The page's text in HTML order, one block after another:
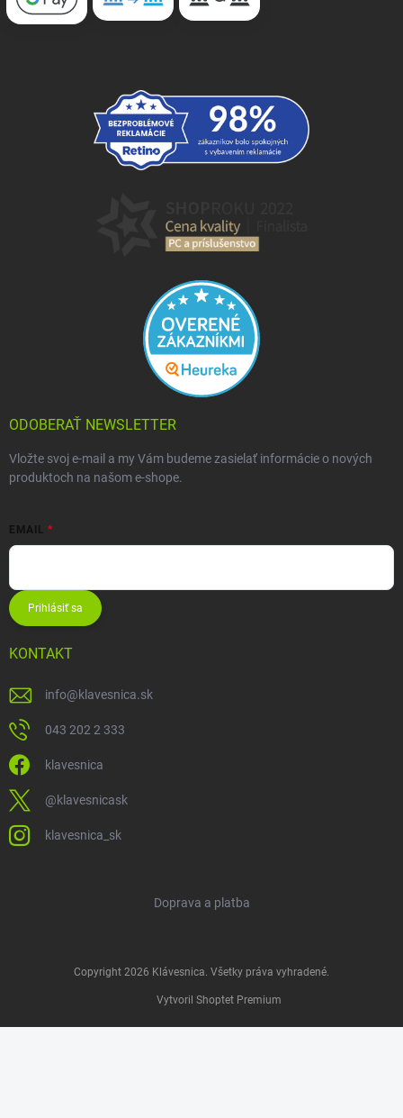
ODOBERAŤ NEWSLETTER
Vložte svoj e-mail a my Vám budeme zasielať informácie o nových
produktoch na našom e-shope.
EMAIL
Prihlásiť sa
KONTAKT
info@klavesnica.sk
043 202 2 333
klavesnica
@klavesnicask
klavesnica_sk
Doprava a platba
Vytvoril Shoptet Premium
Copyright 2026 Klávesnica. Všetky práva vyhradené.